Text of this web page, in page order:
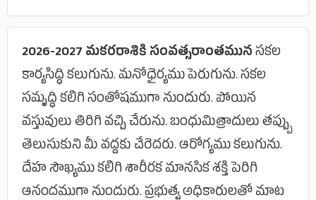
2026-2027 మకరరాశికి సంవత్సరాంతమునసకల
కార్యసిద్ధి కలుగును. మనోధైర్యము పెరుగును. సకల
సమృద్ధి కలిగి సంతోషముగా నుందురు. పోయిన
వస్తువులు తిరిగి వచ్చి చేరును. బంధుమిత్రాదులు తప్ప్పు
తెలుసుకుని మీ వద్దకు చేరెదరు. ఆరోగ్యము కలుగును.
దేహ సౌఖ్యము కలిగి శారీరక మానసిక శక్తి పెరిగి
ఆనందముగా నుందురు. ప్రభుత్వ అధికారులతో మాట